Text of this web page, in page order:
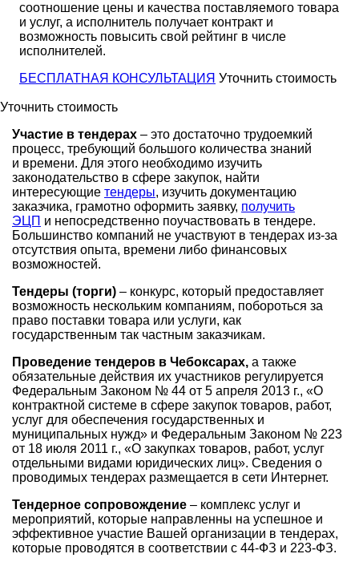
соотношение цены и качества поставляемого товара
и услуг, а исполнитель получает контракт и
возможность повысить свой рейтинг в числе
исполнителей.
БЕСПЛАТНАЯ КОНСУЛЬТАЦИЯ Уточнить стоимость
Уточнить стоимость
Участие в тендерах – это достаточно трудоемкий
процесс, требующий большого количества знаний
и времени. Для этого необходимо изучить
законодательство в сфере закупок, найти
интересующие тендеры, изучить документацию
заказчика, грамотно оформить заявку, получить
ЭЦП и непосредственно поучаствовать в тендере.
Большинство компаний не участвуют в тендерах из-за
отсутствия опыта, времени либо финансовых
возможностей.
Тендеры (торги) – конкурс, который предоставляет
возможность нескольким компаниям, побороться за
право поставки товара или услуги, как
государственным так частным заказчикам.
Проведение тендеров в Чебоксарах, а также
обязательные действия их участников регулируется
Федеральным Законом № 44 от 5 апреля 2013 г., «О
контрактной системе в сфере закупок товаров, работ,
услуг для обеспечения государственных и
муниципальных нужд» и Федеральным Законом № 223
от 18 июля 2011 г., «О закупках товаров, работ, услуг
отдельными видами юридических лиц». Сведения о
проводимых тендерах размещается в сети Интернет.
Тендерное сопровождение – комплекс услуг и
мероприятий, которые направленны на успешное и
эффективное участие Вашей организации в тендерах,
которые проводятся в соответствии с 44-ФЗ и 223-ФЗ.